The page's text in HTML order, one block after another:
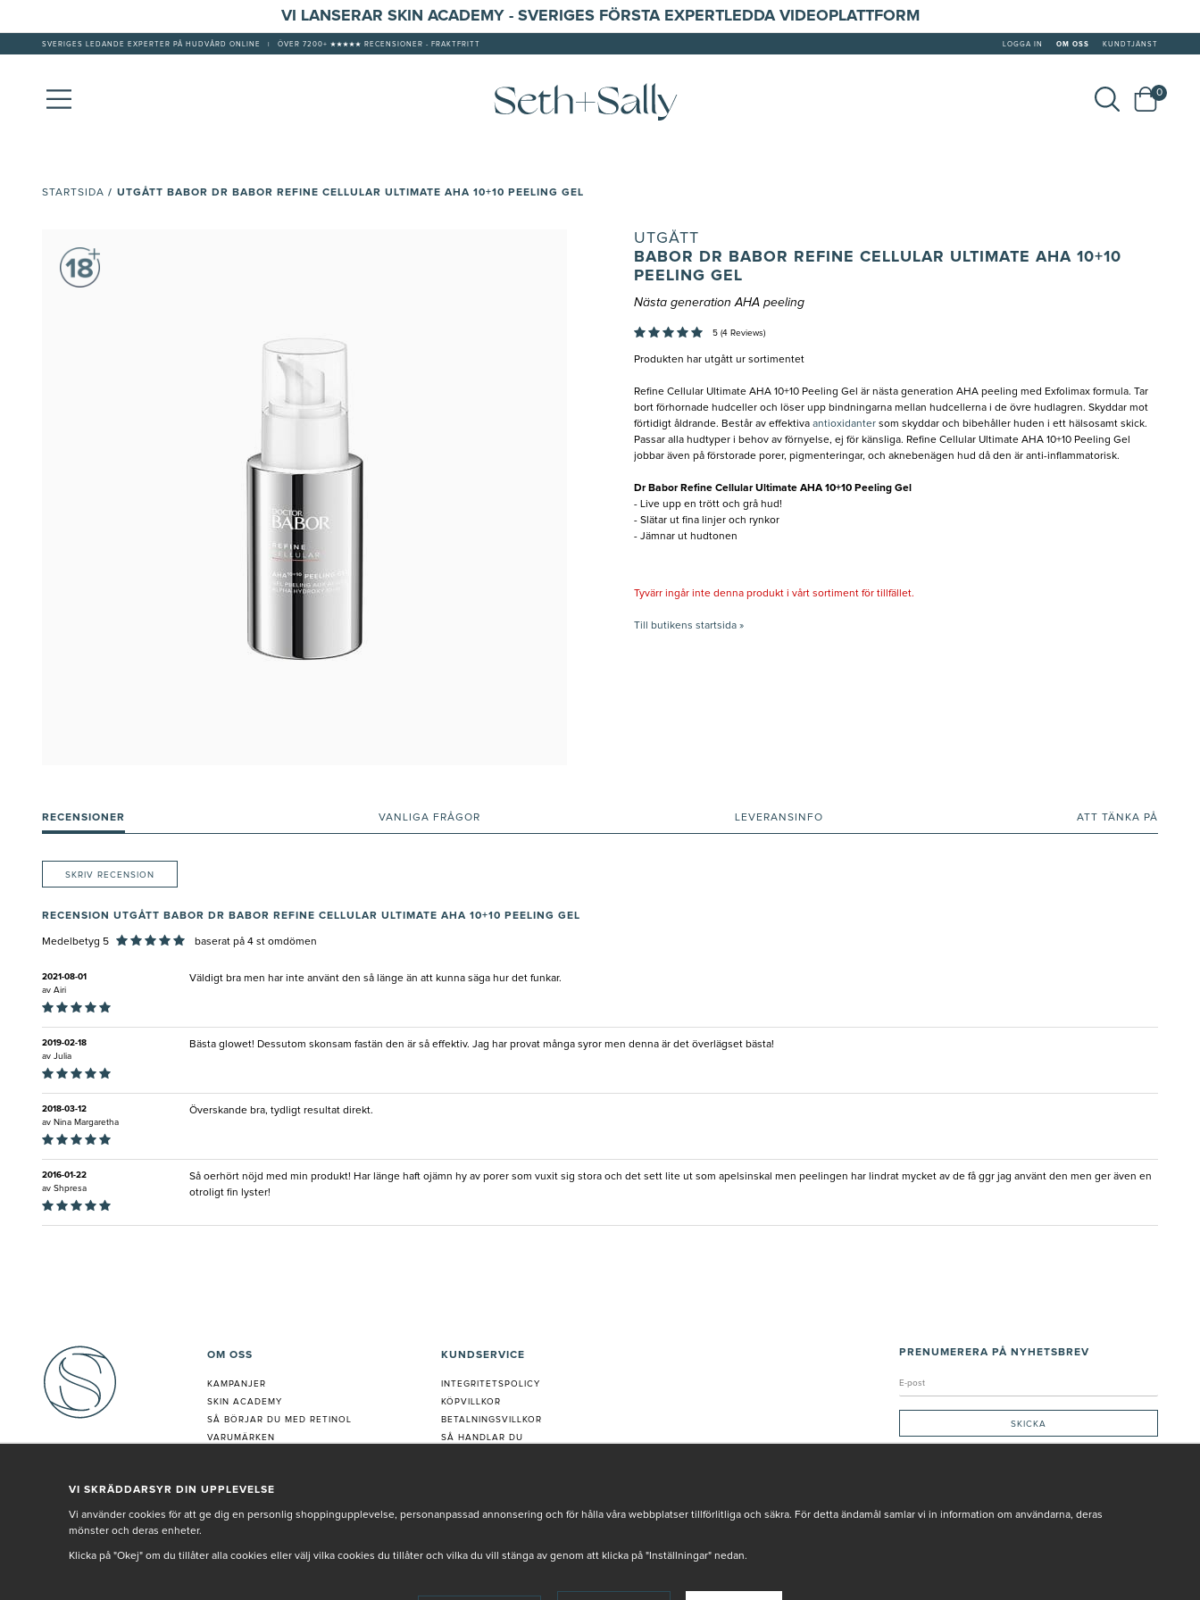
VI LANSERAR SKIN ACADEMY - SVERIGES FÖRSTA EXPERTLEDDA VIDEOPLATTFORM
SVERIGES LEDANDE EXPERTER PÅ HUDVÅRD ONLINE ÖVER 7200+ ★★★★★ RECENSIONER - FRAKTFRITT LOGGA IN OM OSS KUNDTJÄNST
0
STARTSIDA / UTGÅTT BABOR DR BABOR REFINE CELLULAR ULTIMATE AHA 10+10 PEELING GEL
UTGÅTT
BABOR DR BABOR REFINE CELLULAR ULTIMATE AHA 10+10
PEELING GEL
Nästa generation AHA peeling
5 (4 Reviews)
Produkten har utgått ur sortimentet
Refine Cellular Ultimate AHA 10+10 Peeling Gel är nästa generation AHA peeling med Exfolimax formula. Tar
bort förhornade hudceller och löser upp bindningarna mellan hudcellerna i de övre hudlagren. Skyddar mot
förtidigt åldrande. Består av effektiva antioxidantersom skyddar och bibehåller huden i ett hälsosamt skick.
Passar alla hudtyper i behov av förnyelse, ej för känsliga. Refine Cellular Ultimate AHA 10+10 Peeling Gel
jobbar även på förstorade porer, pigmenteringar, och aknebenägen hud då den är anti-inflammatorisk.
Dr Babor Refine Cellular Ultimate AHA 10+10 Peeling Gel
- Live upp en trött och grå hud!
- Slätar ut fina linjer och rynkor
- Jämnar ut hudtonen
Tyvärr ingår inte denna produkt i vårt sortiment för tillfället.
Till butikens startsida »
RECENSIONER VANLIGA FRÅGOR LEVERANSINFO ATT TÄNKA PÅ
SKRIV RECENSION
RECENSION UTGÅTT BABOR DR BABOR REFINE CELLULAR ULTIMATE AHA 10+10 PEELING GEL
Medelbetyg 5 baserat på 4 st omdömen
2021-08-01
av Airi
Väldigt bra men har inte använt den så länge än att kunna säga hur det funkar.
2019-02-18
av Julia
Bästa glowet! Dessutom skonsam fastän den är så effektiv. Jag har provat många syror men denna är det överlägset bästa!
2018-03-12
av Nina Margaretha
Överskande bra, tydligt resultat direkt.
2016-01-22
av Shpresa
Så oerhört nöjd med min produkt! Har länge haft ojämn hy av porer som vuxit sig stora och det sett lite ut som apelsinskal men peelingen har lindrat mycket av de få ggr jag använt den men ger även en
otroligt fin lyster!
OM OSS
KAMPANJER
SKIN ACADEMY
SÅ BÖRJAR DU MED RETINOL
VARUMÄRKEN
VÅR PERSONAL
KUNDSERVICE
INTEGRITETSPOLICY
KÖPVILLKOR
BETALNINGSVILLKOR
SÅ HANDLAR DU
REKLAMATION
PRENUMERERA PÅ NYHETSBREV
VI SKRÄDDARSYR DIN UPPLEVELSE
Vi använder cookies för att ge dig en personlig shoppingupplevelse, personanpassad annonsering och för hålla våra webbplatser tillförlitliga och säkra. För detta ändamål samlar vi in information om användarna, deras
mönster och deras enheter.
Klicka på "Okej" om du tillåter alla cookies eller välj vilka cookies du tillåter och vilka du vill stänga av genom att klicka på "Inställningar" nedan.